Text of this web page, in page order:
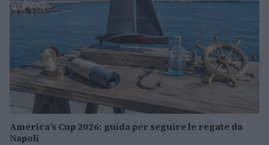
America’s Cup 2026: guida per seguire le regate da
Napoli